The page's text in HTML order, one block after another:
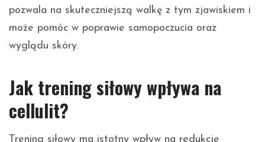
pozwala na skuteczniejszą walkę z tym zjawiskiem i
może pomóc w poprawie samopoczucia oraz
wyglądu skóry.
Jak trening siłowy wpływa na
cellulit?
Trening siłowy ma istotny wpływ na redukcję